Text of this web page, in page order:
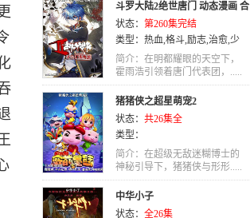
斗罗大陆2绝世唐门 动态漫画 合
集
状态： 第260集完结
类型： 热血,格斗,励志,治愈,少
年,少年爱,国语
简介：在明都耀眼的天空下，
霍雨浩引领着唐门代表团，.....
猪猪侠之超星萌宠2
状态： 共26集全
类型：
简介：在超级无敌迷糊博士的
神秘引导下，猪猪侠与形形.....
中华小子
状态： 全26集